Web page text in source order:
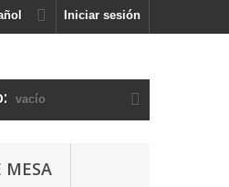
Iniciar sesión
vacío
MESA